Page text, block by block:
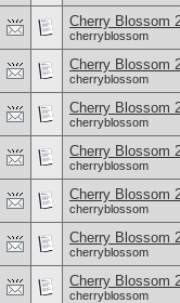
Cherry Blossom
cherryblossom
Cherry Blossom
cherryblossom
Cherry Blossom
cherryblossom
Cherry Blossom
cherryblossom
Cherry Blossom
cherryblossom
Cherry Blossom
cherryblossom
Cherry Blossom
cherryblossom